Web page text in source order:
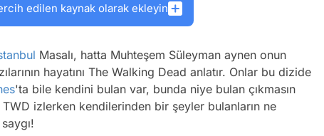
edilen kaynak olarak ekleyin
Masalı, hatta Muhteşem Süleyman aynen onun
hayatını The Walking Dead anlatır. Onlar bu dizide
'ta bile kendini bulan var, bunda niye bulan çıkmasın
izlerken kendilerinden bir şeyler bulanların ne